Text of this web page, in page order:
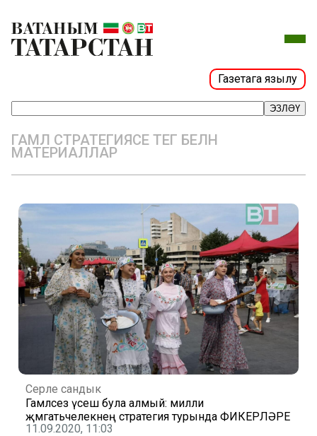
Газетага язылу
ЭЗЛӘҮ
ГАМӘЛ СТРАТЕГИЯСЕ ТЕГ БЕЛӘН
МАТЕРИАЛЛАР
Серле сандык
Гамәлсез үсеш була алмый: милли
җәмәгатьчелекнең стратегия турында ФИКЕРЛӘРЕ
11.09.2020, 11:03